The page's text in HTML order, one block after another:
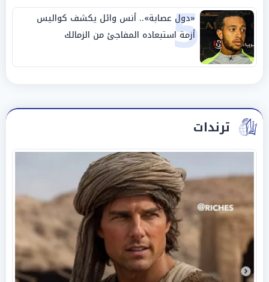
5
«دول عصابة».. أنس وائل يكشف كواليس
أزمة استبعاده المفاجئ من الزمالك
ترندات